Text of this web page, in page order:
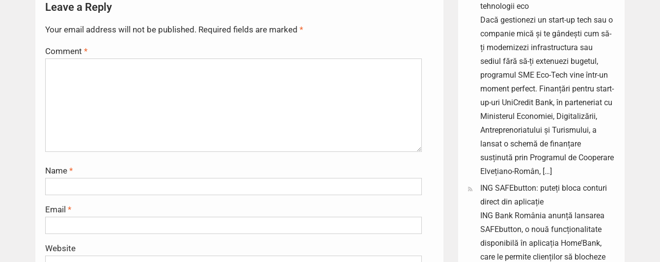
Leave a Reply
Your email address will not be published. Required fields are marked *
Comment *
Name *
Email *
Website
tehnologii eco
Dacă gestionezi un start-up tech sau o
companie mică și te gândești cum să-
ți modernizezi infrastructura sau
sediul fără să-ți extenuezi bugetul,
programul SME Eco-Tech vine într-un
moment perfect. Finanțări pentru start-
up-uri UniCredit Bank, în parteneriat cu
Ministerul Economiei, Digitalizării,
Antreprenoriatului și Turismului, a
lansat o schemă de finanțare
susținută prin Programul de Cooperare
Elvețiano-Român, […]
ING SAFEbutton: puteți bloca conturi
direct din aplicație
ING Bank România anunță lansarea
SAFEbutton, o nouă funcționalitate
disponibilă în aplicația Home’Bank,
care le permite clienților să blocheze